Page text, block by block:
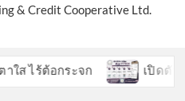
& Credit Cooperative Ltd.
ร้ต้อกระจก เปิดตัวฟีเจอร์